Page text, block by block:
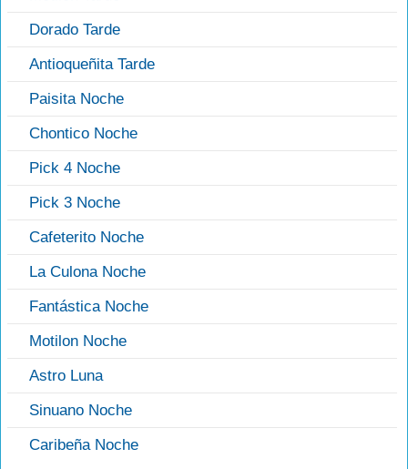
Dorado Tarde
Antioqueñita Tarde
Paisita Noche
Chontico Noche
Pick 4 Noche
Pick 3 Noche
Cafeterito Noche
La Culona Noche
Fantástica Noche
Motilon Noche
Astro Luna
Sinuano Noche
Caribeña Noche